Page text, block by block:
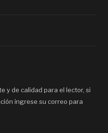
y de calidad para el lector, si
ingrese su correo para